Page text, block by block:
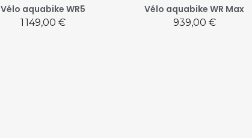
Vélo aquabike WR5
Prix
1 149,00 €
Vélo aquabike WR Max
Prix
939,00 €